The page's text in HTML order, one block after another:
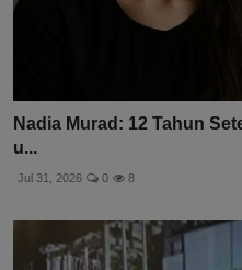
Nadia Murad: 12 Tahun
u...
Jul 31, 2026 0 8